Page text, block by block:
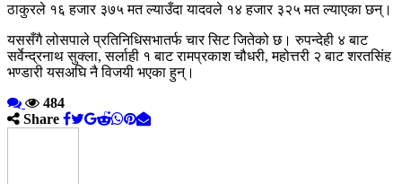
ठाकुरले १६ हजार ३७५ मत ल्याउँदा यादवले १४ हजार ३२५ मत ल्याएका छन्।
यससँगै लोसपाले प्रतिनिधिसभातर्फ चार सिट जितेको छ। रुपन्देही ४ बाट
सर्वेन्द्रनाथ सुक्ला, सर्लाही १ बाट रामप्रकाश चौधरी, महोत्तरी २ बाट शरतसिंह
भण्डारी यसअघि नै विजयी भएका हुन्।
484
Share